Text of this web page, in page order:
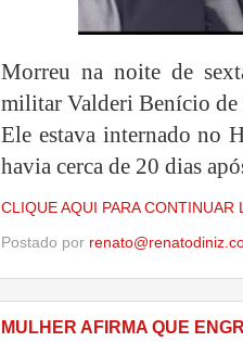
Morreu na noite de
militar Valderi Benício de
Ele estava internado no
havia cerca de 20 dias
CLIQUE AQUI PARA CONTINUAR
Postado por
MULHER AFIRMA QUE